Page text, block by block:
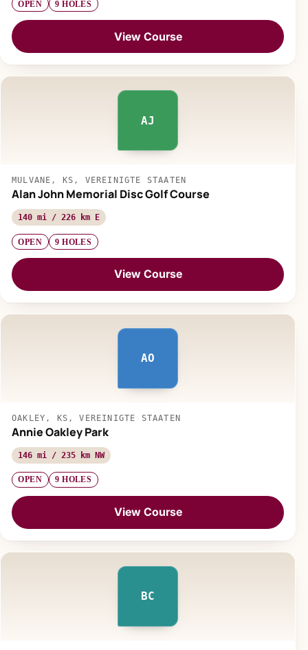
OPEN 9 HOLES
View Course
AJ
MULVANE, KS, VEREINIGTE STAATEN
Alan John Memorial Disc Golf Course
140 mi / 226 km E
OPEN 9 HOLES
View Course
AO
OAKLEY, KS, VEREINIGTE STAATEN
Annie Oakley Park
146 mi / 235 km NW
OPEN 9 HOLES
View Course
BC